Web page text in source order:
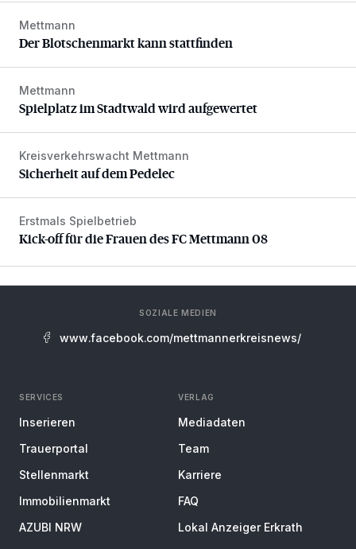
Der Blotschenmarkt kann stattfinden
Mettmann
Der Blotschenmarkt kann stattfinden
Spielplatz im Stadtwald wird aufgewertet
Mettmann
Spielplatz im Stadtwald wird aufgewertet
Sicherheit auf dem Pedelec
Kreisverkehrswacht Mettmann
Sicherheit auf dem Pedelec
Kick-off für die Frauen des FC Mettmann 08
Erstmals Spielbetrieb
Kick-off für die Frauen des FC Mettmann 08
SOZIALE MEDIEN
www.facebook.com/mettmannerkreisnews/
SERVICES
Inserieren
Trauerportal
Stellenmarkt
Immobilienmarkt
AZUBI NRW
VERLAG
Mediadaten
Team
Karriere
FAQ
Lokal Anzeiger Erkrath